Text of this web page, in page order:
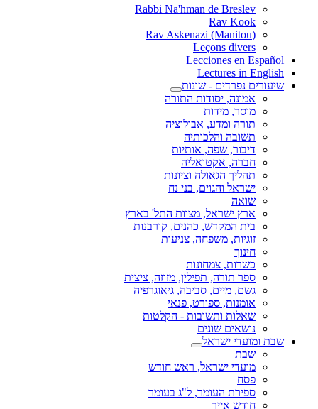
Rabbi Na'hman de Breslev
Rav Kook
(Rav Askenazi (Manitou
Leçons divers
Lecciones en Español
Lectures in English
שיעורים נפרדים - שונות
אמונה, יסודות התורה
מוסר, מידות
תורה ומדע, אבולוציה
תשובה והלכותיה
דיבור, שפה, אותיות
חברה, אקטואליה
תהליך הגאולה וציונות
ישראל והגוים, בני נח
שואה
ארץ ישראל, מצוות התל' בארץ
בית המקדש, כהנים, קורבנות
זוגיות, משפחה, צניעות
חינוך
כשרות, צמחונות
ספר תורה, תפילין, מזוזה, ציצית
גשם, מיים, סביבה, גיאוגרפיה
אומנות, ספורט, פנאי
שאלות ותשובות - הקלטות
נושאים שונים
שבת ומועדי ישראל
שבת
מועדי ישראל, ראש חודש
פסח
ספירת העומר, ל"ג בעומר
חודש אייר